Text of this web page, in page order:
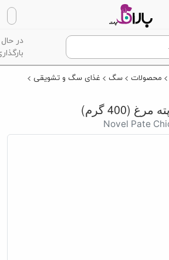
در حال
محصولات سگ
غذای سگ و تشویقی
(400 گرم)
Novel Pate